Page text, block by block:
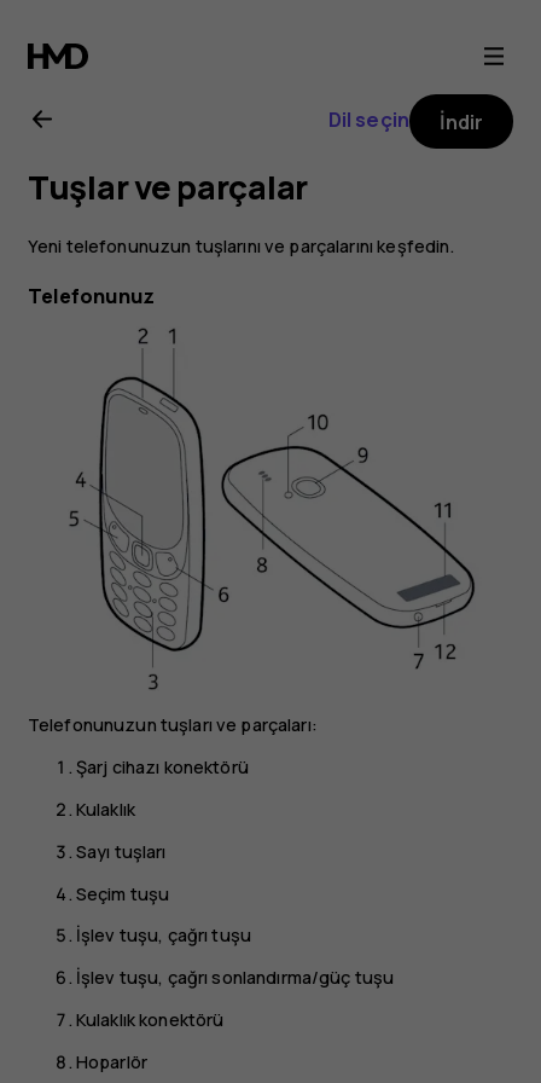
Nokia
3310
kullanım
kılavuzu
Dil seçin İndir
Tuşlar ve parçalar
Yeni telefonunuzun tuşlarını ve parçalarını keşfedin.
Telefonunuz
Telefonunuzun tuşları ve parçaları:
Şarj cihazı konektörü
Kulaklık
Sayı tuşları
Seçim tuşu
İşlev tuşu, çağrı tuşu
İşlev tuşu, çağrı sonlandırma/güç tuşu
Kulaklık konektörü
Hoparlör